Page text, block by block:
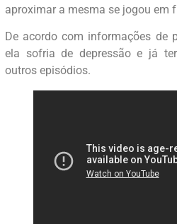
aproximar a mesma se jogou em
De acordo com informações de
ela sofria de depressão e já
outros episódios.